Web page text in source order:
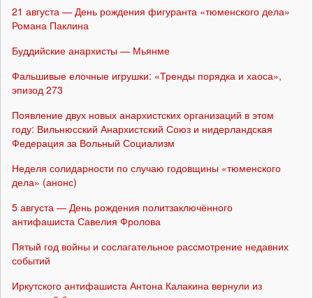
21 августа — День рождения фигуранта «тюменского дела»
Романа Паклина
Буддийские анархисты — Мьянме
Фальшивые елочные игрушки: «Тренды порядка и хаоса»,
эпизод 273
Появление двух новых анархистских организаций в этом
году: Вильнюсский Анархистский Союз и нидерландская
Федерация за Вольный Социализм
Неделя солидарности по случаю годовщины «тюменского
дела» (анонс)
5 августа — День рождения политзаключённого
антифашиста Савелия Фролова
Пятый год войны и сослагательное рассмотрение недавних
событий
Иркутского антифашиста Антона Калакина вернули из